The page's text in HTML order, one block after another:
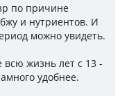
по причине
и нутриентов. И
можно увидеть.
всю жизнь лет с 13 -
удобнее.